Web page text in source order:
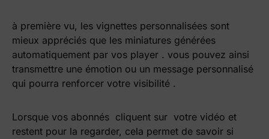
à première vu, les vignettes personnalisées sont
mieux appréciés que les miniatures générées
automatiquement par vos player . vous pouvez ainsi
transmettre une émotion ou un message personnalisé
qui pourra renforcer votre visibilité .
Lorsque vos abonnés cliquent sur votre vidéo et
restent pour la regarder, cela permet de savoir si